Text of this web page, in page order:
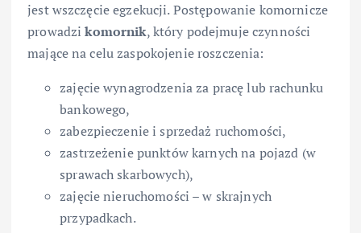
jest wszczęcie egzekucji. Postępowanie komornicze
prowadzikomornik, który podejmuje czynności
mające na celu zaspokojenie roszczenia:
zajęcie wynagrodzenia za pracę lub rachunku
bankowego,
zabezpieczenie i sprzedaż ruchomości,
zastrzeżenie punktów karnych na pojazd (w
sprawach skarbowych),
zajęcie nieruchomości – w skrajnych
przypadkach.